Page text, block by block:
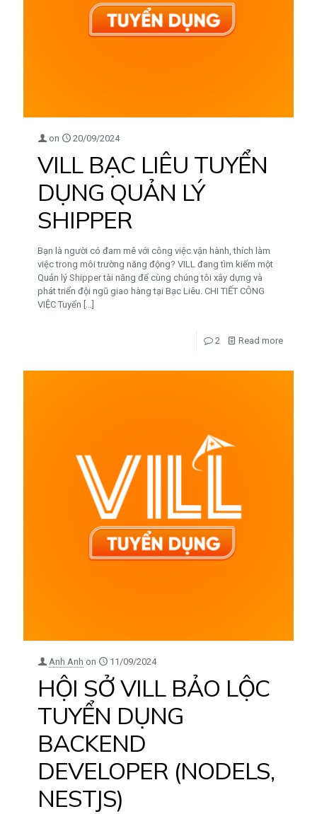
on 20/09/2024
VILL BẠC LIÊU TUYỂN
DỤNG QUẢN LÝ
SHIPPER
Bạn là người có đam mê với công việc vận hành, thích làm
việc trong môi trường năng động? VILL đang tìm kiếm một
Quản lý Shipper tài năng để cùng chúng tôi xây dựng và
phát triển đội ngũ giao hàng tại Bạc Liêu. CHI TIẾT CÔNG
VIỆC Tuyển […]
2 Read more
Anh Anh on 11/09/2024
HỘI SỞ VILL BẢO LỘC
TUYỂN DỤNG
BACKEND
DEVELOPER (NODELS,
NESTJS)